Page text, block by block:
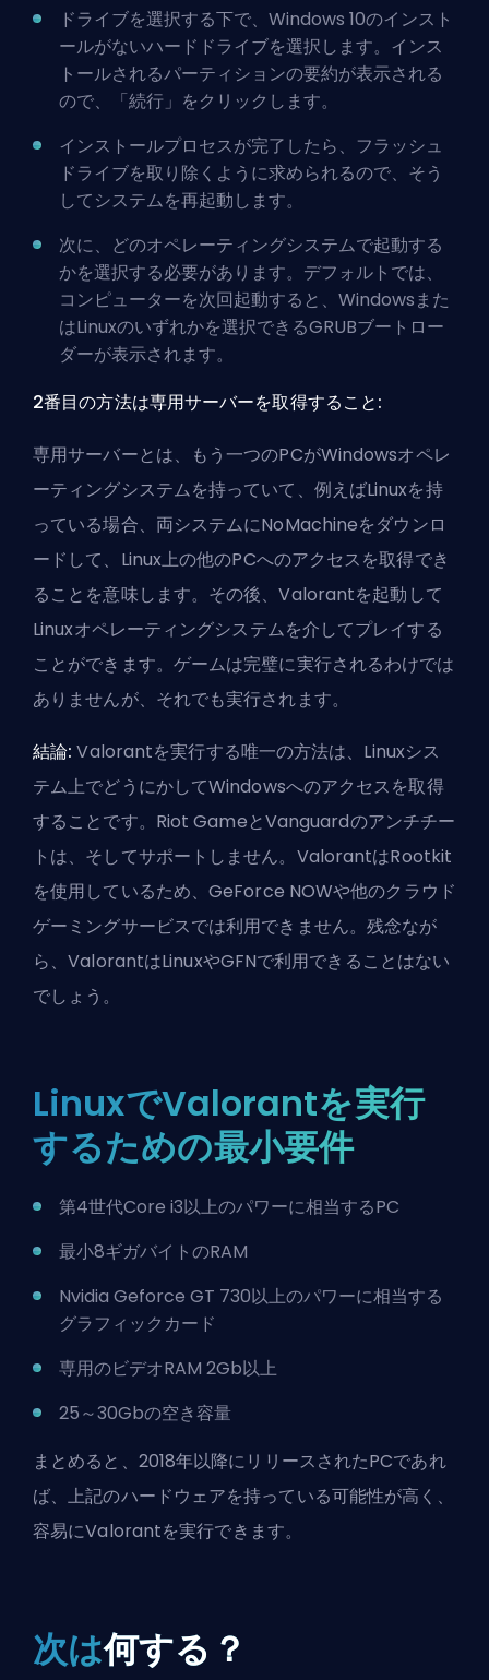
ドライブを選択する下で、Windows 10のインスト
ールがないハードドライブを選択します。インス
トールされるパーティションの要約が表示される
ので、「続行」をクリックします。
インストールプロセスが完了したら、フラッシュ
ドライブを取り除くように求められるので、そう
してシステムを再起動します。
次に、どのオペレーティングシステムで起動する
かを選択する必要があります。デフォルトでは、
コンピューターを次回起動すると、Windowsまた
はLinuxのいずれかを選択できるGRUBブートロー
ダーが表示されます。
2番目の方法は専用サーバーを取得すること:
専用サーバーとは、もう一つのPCがWindowsオペレ
ーティングシステムを持っていて、例えばLinuxを持
っている場合、両システムにNoMachineをダウンロ
ードして、Linux上の他のPCへのアクセスを取得でき
ることを意味します。その後、Valorantを起動して
Linuxオペレーティングシステムを介してプレイする
ことができます。ゲームは完璧に実行されるわけでは
ありませんが、それでも実行されます。
結論: Valorantを実行する唯一の方法は、Linuxシス
テム上でどうにかしてWindowsへのアクセスを取得
することです。Riot GameとVanguardのアンチチー
トは、そしてサポートしません。ValorantはRootkit
を使用しているため、GeForce NOWや他のクラウド
ゲーミングサービスでは利用できません。残念なが
ら、ValorantはLinuxやGFNで利用できることはない
でしょう。
LinuxでValorantを実行
するための最小要件
第4世代Core i3以上のパワーに相当するPC
最小8ギガバイトのRAM
Nvidia Geforce GT 730以上のパワーに相当する
グラフィックカード
専用のビデオRAM 2Gb以上
25～30Gbの空き容量
まとめると、2018年以降にリリースされたPCであれ
ば、上記のハードウェアを持っている可能性が高く、
容易にValorantを実行できます。
次は何する？